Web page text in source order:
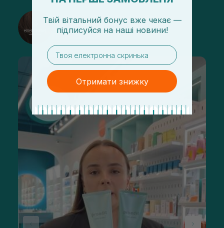
@sisters_stelmakh в Instagram
Підписатися
Твій вітальний бонус вже чекає —
підписуйся на наші новини!
email
Отримати знижку